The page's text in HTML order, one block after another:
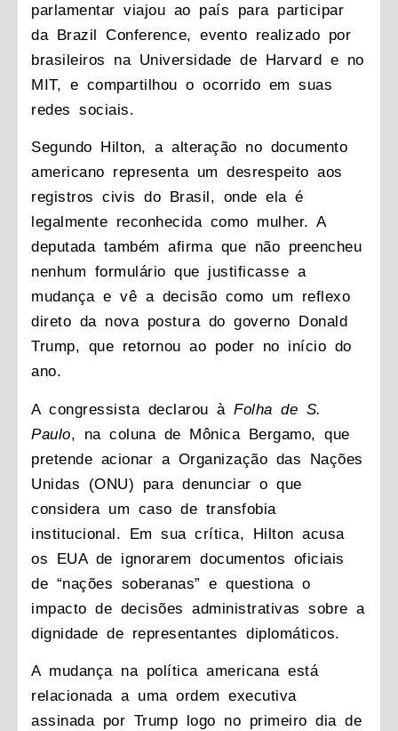
parlamentar viajou ao país para participar
da Brazil Conference, evento realizado por
brasileiros na Universidade de Harvard e no
MIT, e compartilhou o ocorrido em suas
redes sociais.
Segundo Hilton, a alteração no documento
americano representa um desrespeito aos
registros civis do Brasil, onde ela é
legalmente reconhecida como mulher. A
deputada também afirma que não preencheu
nenhum formulário que justificasse a
mudança e vê a decisão como um reflexo
direto da nova postura do governo Donald
Trump, que retornou ao poder no início do
ano.
A congressista declarou à Folha de S.
Paulo, na coluna de Mônica Bergamo, que
pretende acionar a Organização das Nações
Unidas (ONU) para denunciar o que
considera um caso de transfobia
institucional. Em sua crítica, Hilton acusa
os EUA de ignorarem documentos oficiais
de “nações soberanas” e questiona o
impacto de decisões administrativas sobre a
dignidade de representantes diplomáticos.
A mudança na política americana está
relacionada a uma ordem executiva
assinada por Trump logo no primeiro dia de